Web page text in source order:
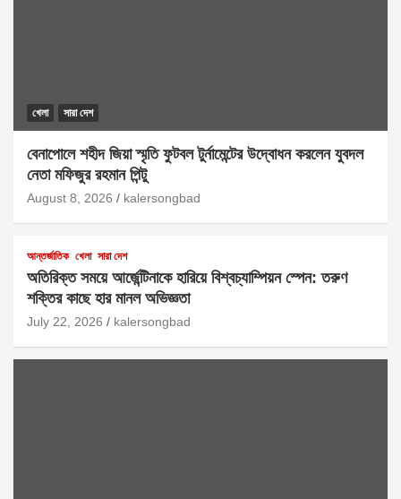
খেলা সারা দেশ
বেনাপোলে শহীদ জিয়া স্মৃতি ফুটবল টুর্নামেন্টের উদ্বোধন করলেন যুবদল
নেতা মফিজুর রহমান পিন্টু
August 8, 2026 kalersongbad
আন্তর্জাতিক খেলা সারা দেশ
অতিরিক্ত সময়ে আর্জেন্টিনাকে হারিয়ে বিশ্বচ্যাম্পিয়ন স্পেন: তরুণ
শক্তির কাছে হার মানল অভিজ্ঞতা
July 22, 2026 kalersongbad